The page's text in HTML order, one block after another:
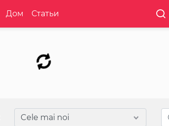
Дом Статьи